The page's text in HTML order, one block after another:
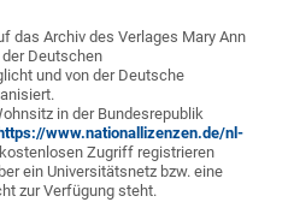
das Archiv des Verlages Mary Ann
Deutschen
und von der Deutsche
in der Bundesrepublik
https://www.nationallizenzen.de/nl-
Zugriff registrieren
ein Universitätsnetz bzw. eine
zur Verfügung steht.